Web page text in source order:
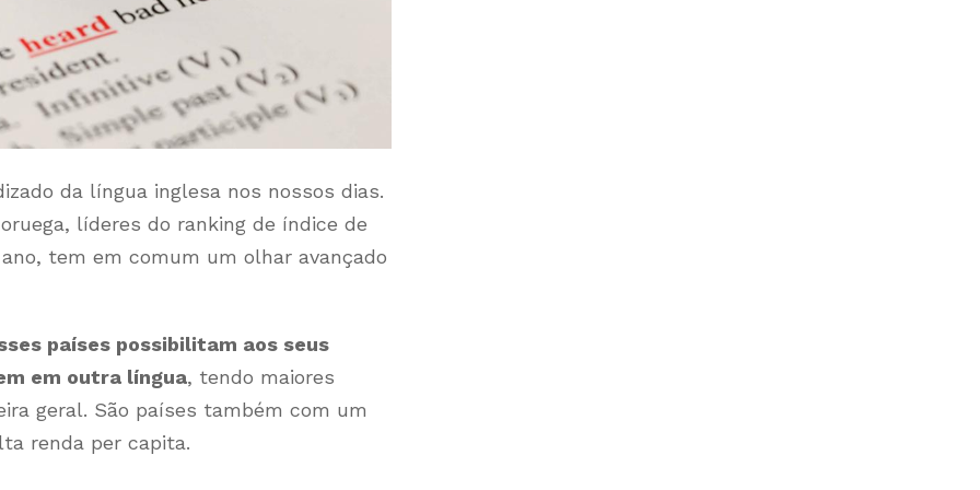
da língua inglesa nos nossos dias.
líderes do ranking de índice de
tem em comum um olhar avançado
países possibilitam aos seus
em outra língua, tendo maiores
geral. São países também com um
renda per capita.